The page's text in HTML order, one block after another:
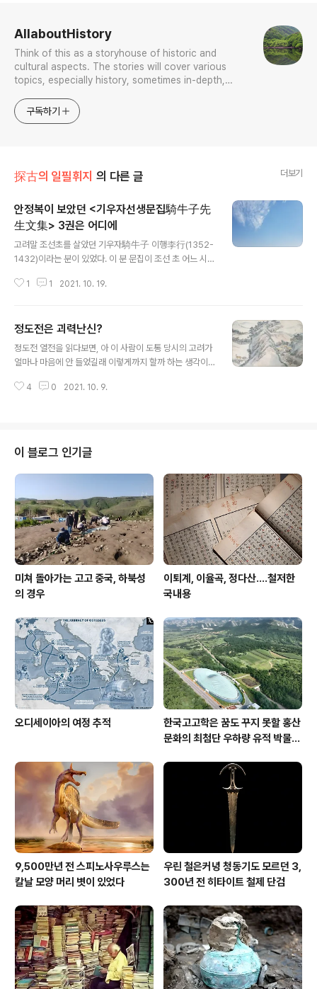
AllaboutHistory
Think of this as a storyhouse of historic and
cultural aspects. The stories will cover various
topics, especially history, sometimes in-depth,
approach will be to resist any common sense or
generalized viewpoint
구독하기
探古의 일필휘지 의 다른 글 더보기
안정복이 보았던 <기우자선생문집騎牛子先
生文集> 3권은 어디에
고려말 조선초를 살았던 기우자騎牛子 이행李行(1352-
1432)이라는 분이 있었다. 이 분 문집이 조선 초 어느 시점
권으로 판각 간행된 모양인데, 이미 18세기에 그 판본을 보
경우 이나 같은 데서 일부가 인용된 것을 긁어모은 것이라,
두 구절만 남은 게 대부분이다. 만약 조선 초에 간행한 그
판본이 남아 있었더라면 어땠을지 궁금한데, 혹 어느 곳에
4대조 기우자 어른은 고려 말기에 해당하고 惟我十四代
1 1 2021. 10. 19.
정도전은 괴력난신?
정도전 열전을 읽다보면, 아 이 사람이 도통 당시의 고려가
얼마나 마음에 안 들었길래 이렇게까지 할까 하는 생각이
기도 한다. 예를 들어 정도전이 공양왕에게 이런 말을 한다.
사철이 되었는데도 하늘이 오래도록 비를 내려주시지 않다
가 전하께서 신을 불러 마주하고 의논하니 하늘이 곧 비를
내려주셨습니다. 예전에 장마가 져서 곡식이 잘 자라지 못
했는데 전하께서 신을 불러 정사政事를 의논하니 장맛비
가 개였습니다. 전하께서는 어떻게 생각하십니까?" 공양왕
입장에선 "자기가 무슨 무당인가? 삼봉 이 ..
4 0 2021. 10. 9.
이 블로그 인기글
미쳐 돌아가는 고고 중국, 하북성
의 경우
이퇴계, 이율곡, 정다산....철저한
국내용
오디세이아의 여정 추적
한국고고학은 꿈도 꾸지 못할 홍산
문화의 최첨단 우하량 유적 박물관
9,500만년 전 스피노사우루스는
칼날 모양 머리 볏이 있었다
우린 철은커녕 청동기도 모르던 3,
300년 전 히타이트 철제 단검